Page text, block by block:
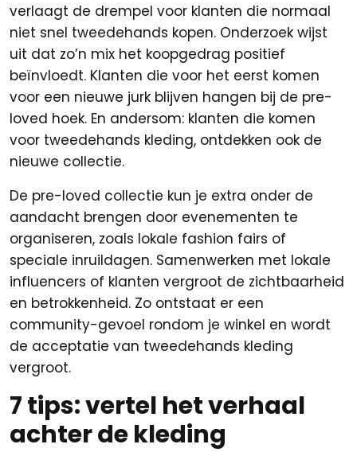
verlaagt de drempel voor klanten die normaal
niet snel tweedehands kopen. Onderzoek wijst
uit dat zo’n mix het koopgedrag positief
beïnvloedt. Klanten die voor het eerst komen
voor een nieuwe jurk blijven hangen bij de pre-
loved hoek. En andersom: klanten die komen
voor tweedehands kleding, ontdekken ook de
nieuwe collectie.
De pre-loved collectie kun je extra onder de
aandacht brengen door evenementen te
organiseren, zoals lokale fashion fairs of
speciale inruildagen. Samenwerken met lokale
influencers of klanten vergroot de zichtbaarheid
en betrokkenheid. Zo ontstaat er een
community-gevoel rondom je winkel en wordt
de acceptatie van tweedehands kleding
vergroot.
7 tips: vertel het verhaal
achter de kleding